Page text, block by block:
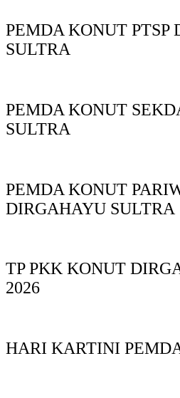
PEMDA KONUT PTSP
SULTRA
PEMDA KONUT
SULTRA
PEMDA KONUT
DIRGAHAYU SULTRA
TP PKK KONUT
2026
HARI KARTINI